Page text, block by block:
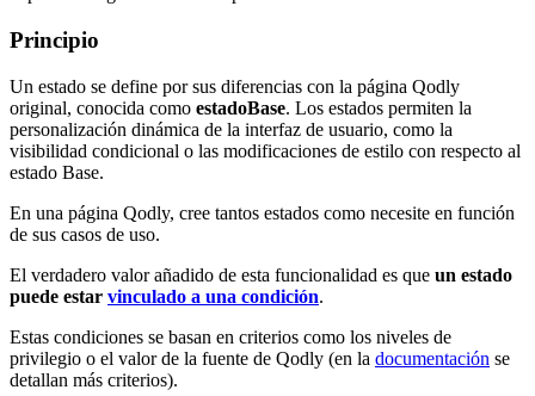
Principio
Un estado se define por sus diferencias con la página Qodly
original, conocida como estadoBase. Los estados permiten la
personalización dinámica de la interfaz de usuario, como la
visibilidad condicional o las modificaciones de estilo con respecto al
estado Base.
En una página Qodly, cree tantos estados como necesite en función
de sus casos de uso.
El verdadero valor añadido de esta funcionalidad es que un estado
puede estar vinculado a una condición.
Estas condiciones se basan en criterios como los niveles de
privilegio o el valor de la fuente de Qodly (en la documentación se
detallan más criterios).